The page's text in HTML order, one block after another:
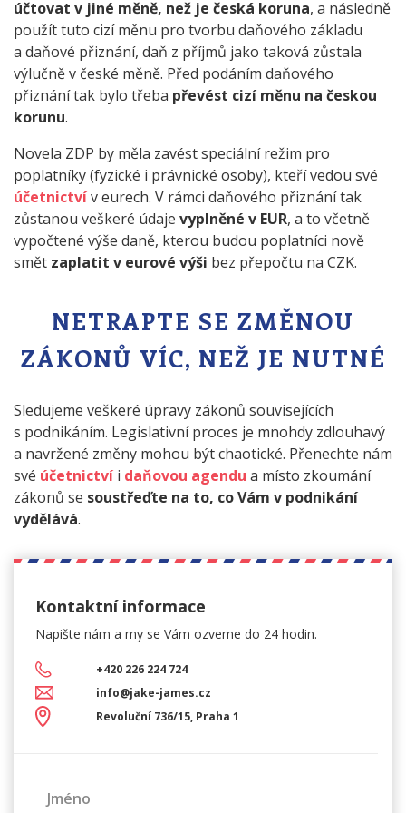
účtovat v jiné měně, než je česká koruna, a následně
použít tuto cizí měnu pro tvorbu daňového základu
a daňové přiznání, daň z příjmů jako taková zůstala
výlučně v české měně. Před podáním daňového
přiznání tak bylo třeba převést cizí měnu na českou
korunu.
Novela ZDP by měla zavést speciální režim pro
poplatníky (fyzické i právnické osoby), kteří vedou své
účetnictvív eurech. V rámci daňového přiznání tak
zůstanou veškeré údaje vyplněné v EUR, a to včetně
vypočtené výše daně, kterou budou poplatníci nově
smět zaplatit v eurové výši bez přepočtu na CZK.
NETRAPTE SE ZMĚNOU
ZÁKONŮ VÍC, NEŽ JE NUTNÉ
Sledujeme veškeré úpravy zákonů souvisejících
s podnikáním. Legislativní proces je mnohdy zdlouhavý
a navržené změny mohou být chaotické. Přenechte nám
své účetnictví i daňovou agendu a místo zkoumání
zákonů se soustřeďte na to, co Vám v podnikání
vydělává.
Kontaktní informace
Napište nám a my se Vám ozveme do 24 hodin.
+420 226 224 724
info@jake-james.cz
Revoluční 736/15, Praha 1
Jméno